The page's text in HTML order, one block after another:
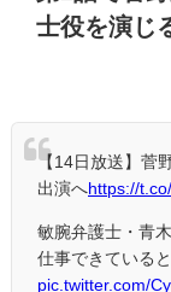
士役を演じ
【14日放送】菅
出演へhttps://
敏腕弁護士・青
仕事できている
pic.twitter.com/